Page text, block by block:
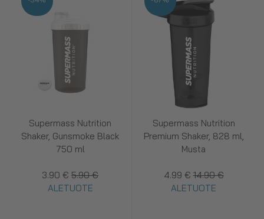
Supermass Nutrition
Shaker, Gunsmoke Black
750 ml
3.90 € 5.90 €
ALETUOTE
Supermass Nutrition
Premium Shaker, 828 ml,
Musta
4.99 € 14.90 €
ALETUOTE